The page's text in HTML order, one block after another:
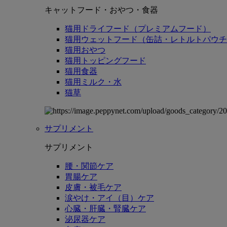
キャットフード・おやつ・食器
猫用ドライフード（プレミアムフード）
猫用ウェットフード（缶詰・レトルトパウ
猫用おやつ
猫用トッピングフード
猫用食器
猫用ミルク・水
猫草
サプリメント
サプリメント
腰・関節ケア
胃腸ケア
皮膚・被毛ケア
涙やけ・アイ（目）ケア
心臓・肝臓・腎臓ケア
泌尿器ケア